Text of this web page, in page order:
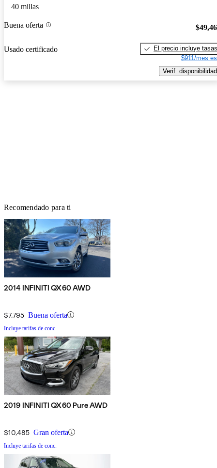
40 millas
Buena oferta
Usado certificado
El precio incluye tasas
$911/mes
Verif. disponibilidad
Recomendado para ti
2014 INFINITI QX60 AWD
$7,795 Buena oferta
Incluye tarifas de conc.
2019 INFINITI QX60 Pure AWD
$10,485 Gran oferta
Incluye tarifas de conc.